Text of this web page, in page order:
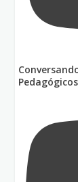
Pedagógicos